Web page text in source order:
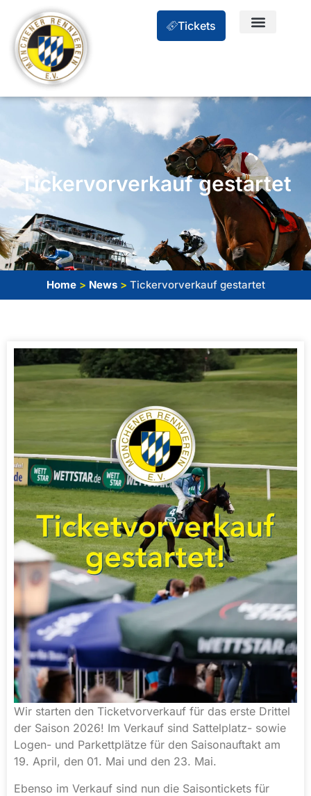
Tickets
Tickervorverkauf gestartet
Home> News> Tickervorverkauf gestartet
Wir starten den Ticketvorverkauf für das erste Drittel
der Saison 2026! Im Verkauf sind Sattelplatz- sowie
Logen- und Parkettplätze für den Saisonauftakt am
19. April, den 01. Mai und den 23. Mai.
Ebenso im Verkauf sind nun die Saisontickets für